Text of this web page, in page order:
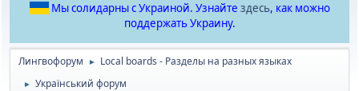
Мы солидарны с Украиной. Узнайте здесь, как можно
поддержать Украину.
Лингвофорум ► Local boards - Разделы на разных языках
► Український форум